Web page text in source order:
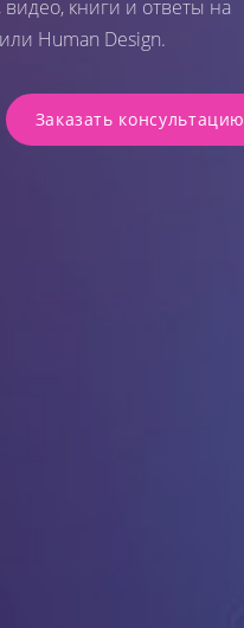
книги и ответы на
Human Design.
Заказать консультацию